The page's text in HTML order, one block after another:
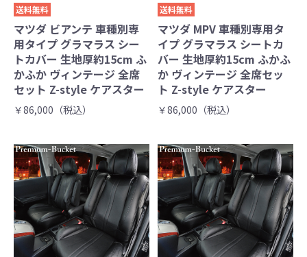
送料無料
マツダ ビアンテ 車種別専
用タイプ グラマラス シー
トカバー 生地厚約15cm ふ
かふか ヴィンテージ 全席
セット Z-style ケアスター
￥86,000（税込）
送料無料
マツダ MPV 車種別専用タ
イプ グラマラス シートカ
バー 生地厚約15cm ふかふ
か ヴィンテージ 全席セッ
ト Z-style ケアスター
￥86,000（税込）